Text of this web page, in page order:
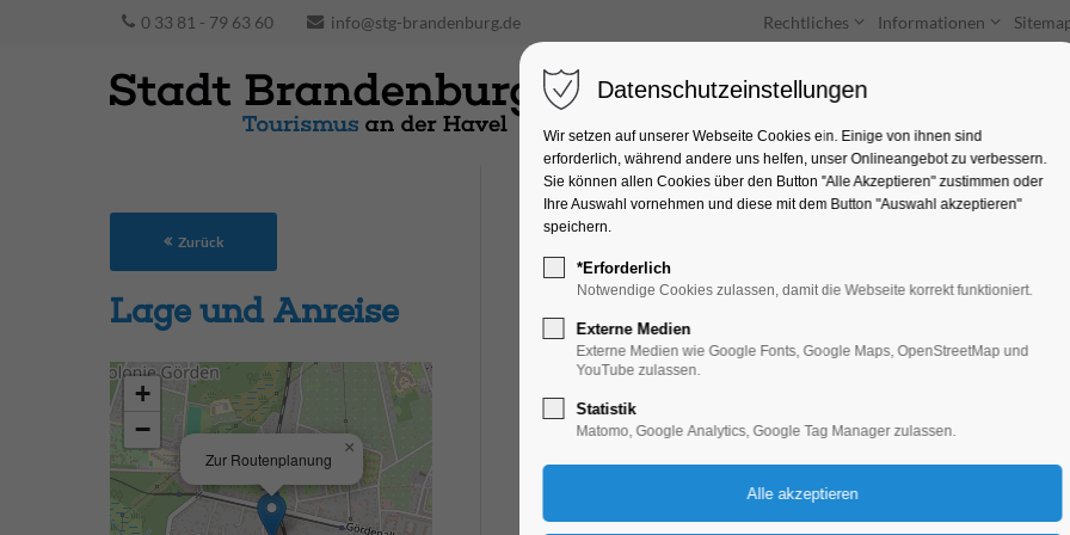
0 33 81 - 79 63 60 info@stg-brandenburg.de Rechtliches Informationen
Unterkünfte Entdecken & Erleben
Bäcker Thonke -
Brandenburg
Veilchenweg 2, 14776 Brandenburg
Zurück
Lage und Anreise
Zur Routenplanung
×
+
−
Datenschutzeinstellungen
Wir setzen auf unserer Webseite Cookies ein. Einige von ihnen sind
erforderlich, während andere uns helfen, unser Onlineangebot zu verbessern.
Sie können allen Cookies über den Button "Alle Akzeptieren" zustimmen oder
Ihre Auswahl vornehmen und diese mit dem Button "Auswahl akzeptieren"
speichern.
*Erforderlich
Notwendige Cookies zulassen, damit die Webseite korrekt funktioniert.
Externe Medien
Externe Medien wie Google Fonts, Google Maps, OpenStreetMap und
YouTube zulassen.
Statistik
Matomo, Google Analytics, Google Tag Manager zulassen.